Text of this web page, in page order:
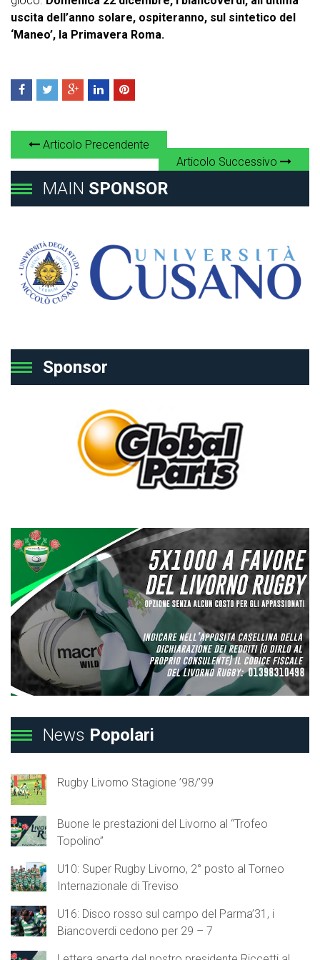
uscita dell’anno solare, ospiteranno, sul sintetico del
‘Maneo’, la Primavera Roma.
Articolo Precendente
Articolo Successivo
MAIN SPONSOR
Sponsor
News Popolari
Rugby Livorno Stagione ’98/’99
Buone le prestazioni del Livorno al “Trofeo
Topolino”
U10: Super Rugby Livorno, 2° posto al Torneo
Internazionale di Treviso
U16: Disco rosso sul campo del Parma’31, i
Biancoverdi cedono per 29 – 7